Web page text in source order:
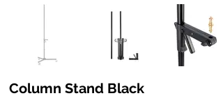
Column Stand Black